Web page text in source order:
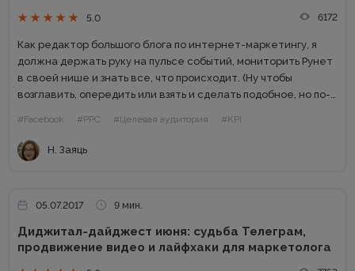
5.0 6172
Как редактор большого блога по интернет-маркетингу, я
должна держать руку на пульсе событий, мониторить Рунет
в своей нише и знать все, что происходит. (Ну чтобы
возглавить, опередить или взять и сделать подобное, но по-
методы контент-маркетинга...
#Facebook #PPC #Целевая аудитория #KPI
Н. Заяць
05.07.2017 9 мин.
Диджитал-дайджест июня: судьба Телеграм,
продвижение видео и лайфхаки для маркетолога